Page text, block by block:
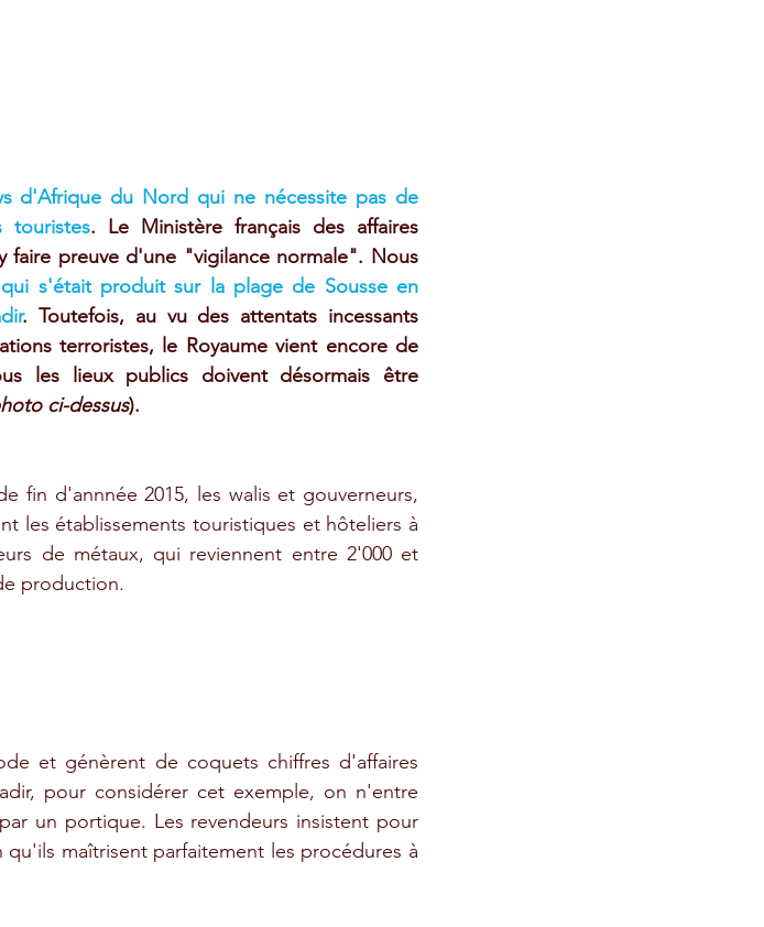
d'Afrique du Nord qui ne nécessite pas de
touristes. Le Ministère français des affaires
faire preuve d'une "vigilance normale". Nous
s'était produit sur la plage de Sousse en
. Toutefois, au vu des attentats incessants
terroristes, le Royaume vient encore de
les lieux publics doivent désormais être
ci-dessus).
fin d'annnée 2015, les walis et gouverneurs,
les établissements touristiques et hôteliers à
de métaux, qui reviennent entre 2'000 et
production.
et génèrent de coquets chiffres d'affaires
pour considérer cet exemple, on n'entre
un portique. Les revendeurs insistent pour
maîtrisent parfaitement les procédures à